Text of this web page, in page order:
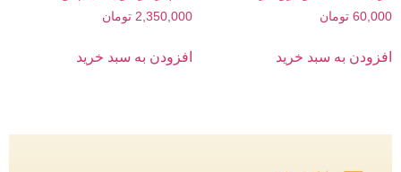
60,000 تومان
افزودن به سبد خرید
2,350,000 تومان
افزودن به سبد خرید